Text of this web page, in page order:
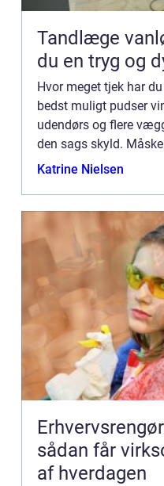
Tandlæge vanløse sådan
du en tryg og
Hvor meget tjek har
bedst muligt pudser
udendørs og flere
den sags skyld.
hvis du selv står for a...
Katrine Nielsen
sådan får
af hverdagen